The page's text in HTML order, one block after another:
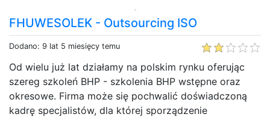
FHUWESOLEK - Outsourcing ISO
Dodano: 9 lat 5 miesięcy temu
Od wielu już lat działamy na polskim rynku oferując
szereg szkoleń BHP - szkolenia BHP wstępne oraz
okresowe. Firma może się pochwalić doświadczoną
kadrę specjalistów, dla której sporządzenie